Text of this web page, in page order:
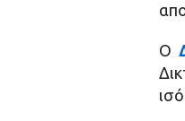
Ο